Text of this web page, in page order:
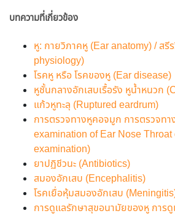
บทความที่เกี่ยวข้อง
หู: กายวิภาคหู (Ear anatomy) / สรี
physiology)
โรคหู หรือ โรคของหู (Ear disease)
หูชั้นกลางอักเสบเรื้อรัง หูน้ำหนวก
แก้วหูทะลุ (Ruptured eardrum)
การตรวจทางหูคอจมูก การตรวจท
examination of Ear Nose
examination)
ยาปฏิชีวนะ (Antibiotics)
สมองอักเสบ (Encephalitis)
โรคเยื่อหุ้มสมองอักเสบ
การดูแลรักษาสุขอนามัยของหู การ